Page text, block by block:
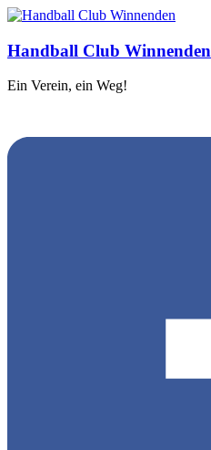
Handball Club Winnenden
Ein Verein, ein Weg!